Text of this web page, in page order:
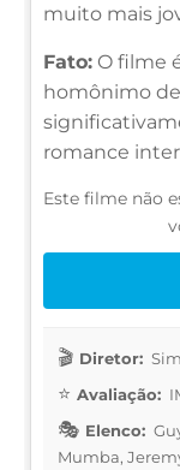
muito mais
Fato: O filme
homônimo de
romance
Este filme não
Diretor:
Avaliação:
Elenco:
Mumba,